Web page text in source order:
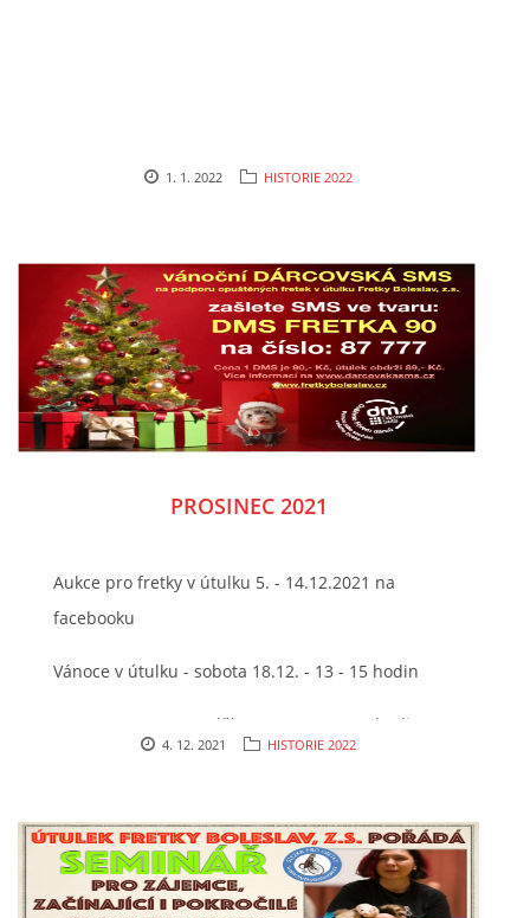
602 692 130
© 2026 eStránky.cz |RSS|WebSlice |Tisk|Aktualizováno: 1. 8. 2026
Nahoru ↑
1. 1. 2022 HISTORIE 2022
PROSINEC 2021
Aukce pro fretky v útulku 5. - 14.12.2021 na
facebooku
Vánoce v útulku - sobota 18.12. - 13 - 15 hodin
neděle 19.12. - 13. - 15 hodin
4. 12. 2021 HISTORIE 2022